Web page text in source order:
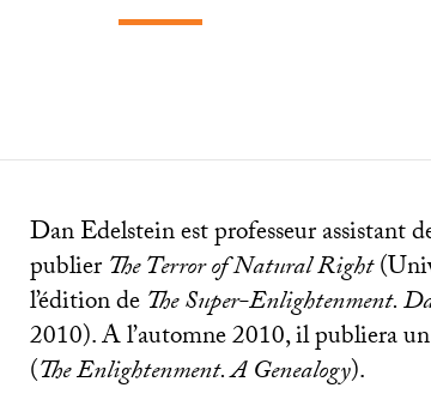
Dan Edelstein est professeur assistant
publierThe Terror of Natural Right
l’édition deThe Super-Enlightenment.
2010). A l’automne 2010, il publiera
(The Enlightenment. A Genealogy).